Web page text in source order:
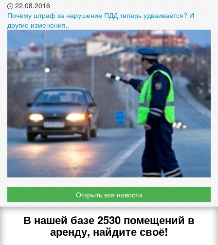
22.08.2016
Почему штраф за нарушение ПДД теперь удваивается? И
другие изменения..
Открыть все новости
В нашей базе2530 помещений в
аренду, найдите своё!